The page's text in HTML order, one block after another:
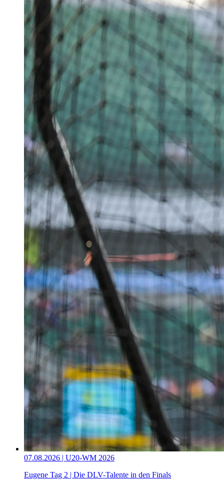
07.08.2026 | U20-WM 2026
Eugene Tag 2 | Die DLV-Talente in den Finals